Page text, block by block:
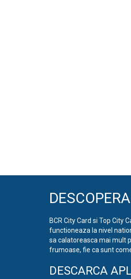
DESCOPERA
BCR City Card si Top City
functioneaza la nivel
sa calatoreasca mai mult
frumoase, fie ca sunt
DESCARCA